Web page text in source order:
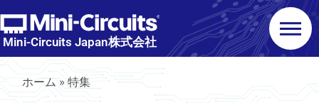
Mini-Circuits Japan株式会社
ホーム »特集